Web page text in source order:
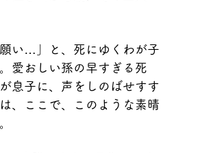
い…」と、死にゆくわが子
愛おしい孫の早すぎる死
息子に、声をしのばせすす
、ここで、このような素晴